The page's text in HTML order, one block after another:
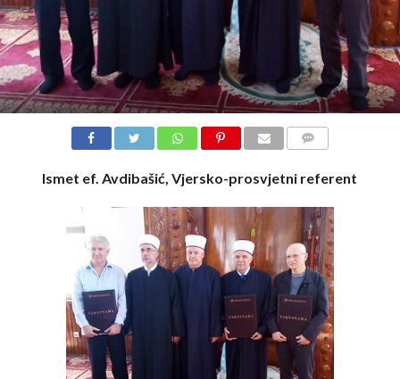
Ismet ef. Avdibašić, Vjersko-prosvjetni referent